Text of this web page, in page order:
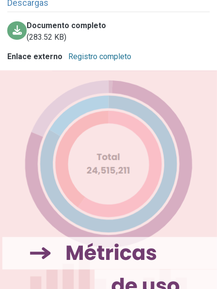
Descargas
Documento completo
(283.52 KB)
Enlace externo Registro completo